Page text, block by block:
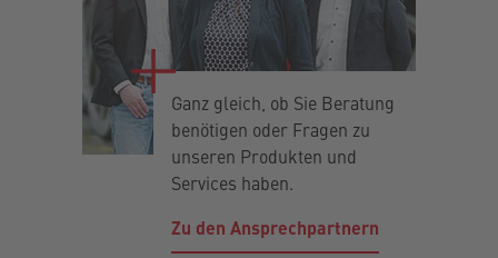
Ganz gleich, ob Sie Beratung
benötigen oder Fragen zu
unseren Produkten und
Services haben.
Zu den Ansprechpartnern